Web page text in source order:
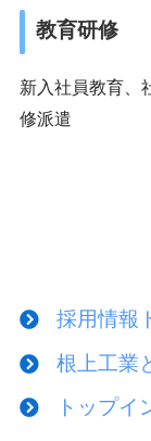
教育研修
新入社員教育、
修派遣
採用情報
根上工業
トップイ